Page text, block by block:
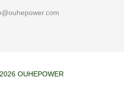
OUHEPOWER